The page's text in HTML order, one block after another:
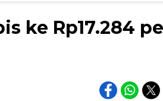
ke Rp17.284